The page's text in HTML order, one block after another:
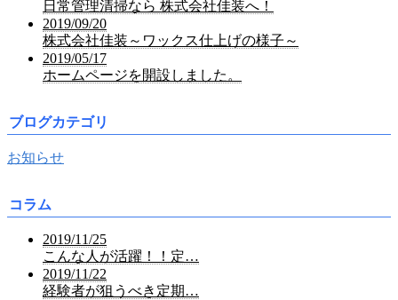
日常管理清掃なら 株式会社佳装へ！
2019/09/20
株式会社佳装～ワックス仕上げの様子～
2019/05/17
ホームページを開設しました。
ブログカテゴリ
お知らせ
コラム
2019/11/25
こんな人が活躍！！定…
2019/11/22
経験者が狙うべき定期…